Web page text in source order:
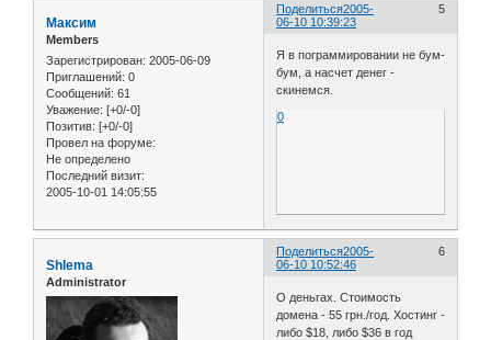
Поделиться 5
2005-
06-10 10:39:23
Максим
Members
Зарегистрирован: 2005-06-09
Приглашений: 0
Сообщений: 61
Уважение: [+0/-0]
Позитив: [+0/-0]
Провел на форуме:
Не определено
Последний визит:
2005-10-01 14:05:55
Я в пограммировании не бум-
бум, а насчет денег -
скинемся.
0
Поделиться 6
2005-
06-10 10:52:46
Shlema
Administrator
О деньгах. Стоимость
домена - 55 грн./год. Хостинг -
либо $18, либо $36 в год